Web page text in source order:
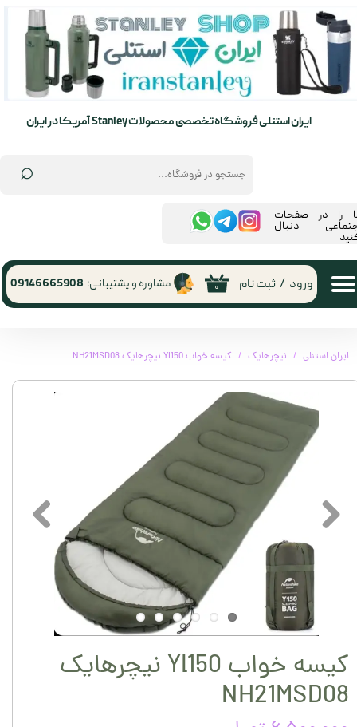
⌕
ایران استنلی فروشگاه تخصصی محصولات Stanley آمریکا در ایران
۰ ورود / ثبت نام
حساب کاربری من
تغییر گذر واژه
مشاوره و پشتیبانی: 09146665908
را در صفحات
دنبال
ایران استنلی نیچرهایک کیسه خواب Yl150 نیچرهایک NH21MSD08
کیسه خواب Yl150 نیچرهایک
NH21MSD08